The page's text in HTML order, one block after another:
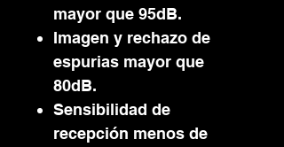
mayor que 95dB.
Imagen y rechazo de
espurias mayor que
80dB.
Sensibilidad de
recepción menos de